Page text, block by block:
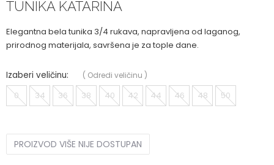
TUNIKA KATARINA
Elegantna bela tunika 3/4 rukava, napravljena od laganog,
prirodnog materijala, savršena je za tople dane.
Izaberi veličinu: ( Odredi veličinu )
0 34 36 38 40 42 44 46 48 50
PROIZVOD VIŠE NIJE DOSTUPAN